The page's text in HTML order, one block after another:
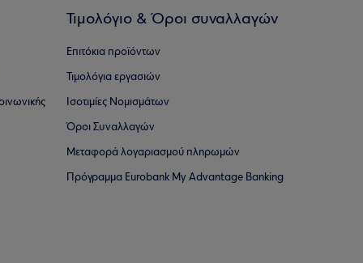
Τιμολόγιο & Όροι συναλλαγών
Επιτόκια προϊόντων
Τιμολόγια εργασιών
Ισοτιμίες Νομισμάτων
Όροι Συναλλαγών
Μεταφορά λογαριασμού πληρωμών
Πρόγραμμα Eurobank My Advantage Banking